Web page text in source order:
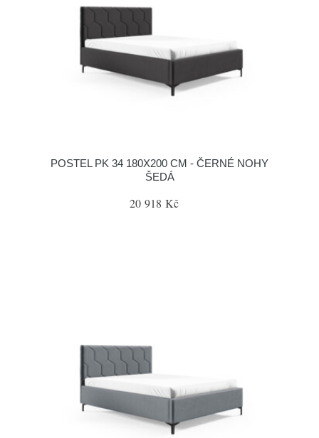
POSTEL PK 34 180X200 CM - ČERNÉ NOHY
ŠEDÁ
20 918 Kč